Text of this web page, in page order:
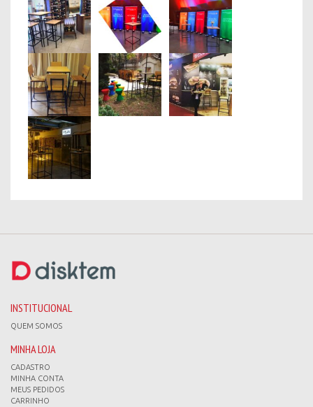
INSTITUCIONAL
QUEM SOMOS
MINHA LOJA
CADASTRO
MINHA CONTA
MEUS PEDIDOS
CARRINHO